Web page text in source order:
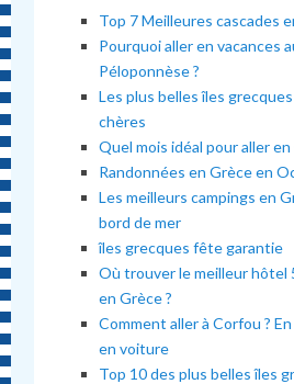
Top 7 Meilleures cascades
Pourquoi aller en vacances
Péloponnèse ?
Les plus belles îles
chères
Quel mois idéal pour aller en
Randonnées en Grèce en
Les meilleurs campings en
bord de mer
îles grecques fête garantie
Où trouver le meilleur hôtel
en Grèce ?
Comment aller à Corfou ?
en voiture
Top 10 des plus belles îles